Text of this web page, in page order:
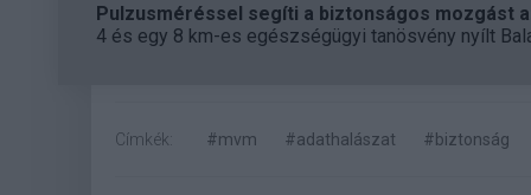
Pulzusméréssel segíti a biztonságos mozgást
4 és egy 8 km-es egészségügyi tanösvény nyílt
Címkék: #mvm #adathalászat #biztonság